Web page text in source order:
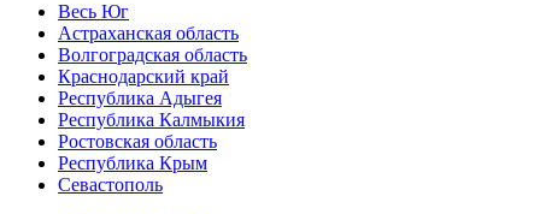
Весь Юг
Астраханская область
Волгоградская область
Краснодарский край
Республика Адыгея
Республика Калмыкия
Ростовская область
Республика Крым
Севастополь